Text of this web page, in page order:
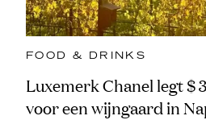
FOOD & DRINKS
Luxemerk Chanel legt $
voor een wijngaard in